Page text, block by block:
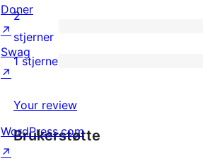
reviews
3-
star
reviews
0
2-
reviews
2
stjerner
star
review
1 stjerne
Your review
Brukerstøtte
Doner
↗
Swag
↗
WordPress.com
↗